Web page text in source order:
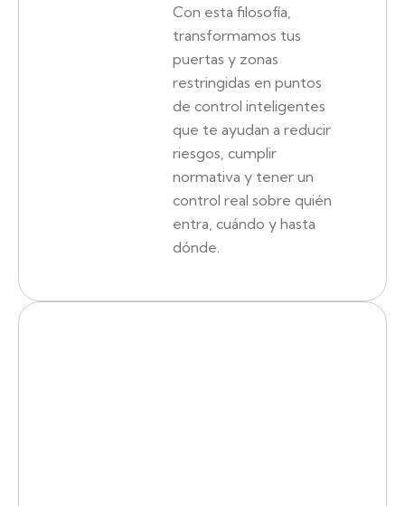
Con esta filosofía,
transformamos tus
puertas y zonas
restringidas en puntos
de control inteligentes
que te ayudan a reducir
riesgos, cumplir
normativa y tener un
control real sobre quién
entra, cuándo y hasta
dónde.